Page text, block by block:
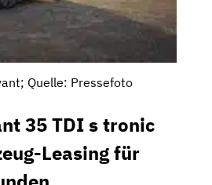
Quelle: Pressefoto
35 TDI s tronic
Leasing für